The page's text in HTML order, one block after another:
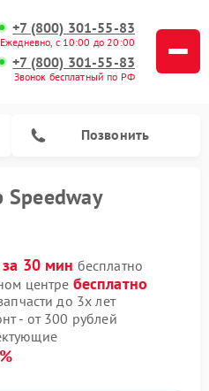
+7 (800) 301-55-83
Ежедневно, с 10:00 до 20:00
+7 (800) 301-55-83
Звонок бесплатный по РФ
Позвонить
Speedway
за 30 мин бесплатно
центре бесплатно
до 3х лет
- от 300 рублей